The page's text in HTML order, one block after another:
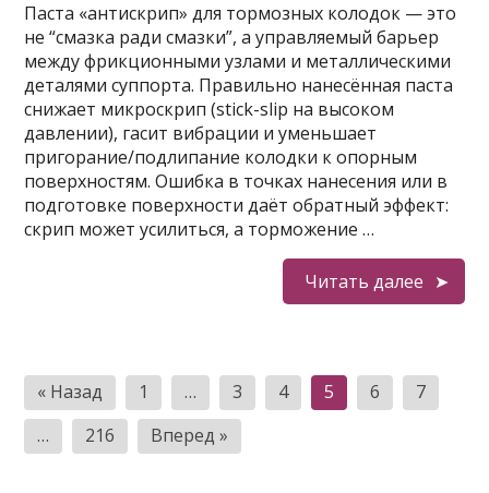
Паста «антискрип» для тормозных колодок — это
не “смазка ради смазки”, а управляемый барьер
между фрикционными узлами и металлическими
деталями суппорта. Правильно нанесённая паста
снижает микроскрип (stick-slip на высоком
давлении), гасит вибрации и уменьшает
пригорание/подлипание колодки к опорным
поверхностям. Ошибка в точках нанесения или в
подготовке поверхности даёт обратный эффект:
скрип может усилиться, а торможение …
Читать далее
Пагинация
записей
« Назад 1 … 3 4 5 6
7
…
216 Вперед »